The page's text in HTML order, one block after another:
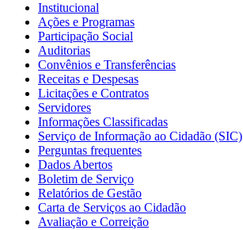
Institucional
Ações e Programas
Participação Social
Auditorias
Convênios e Transferências
Receitas e Despesas
Licitações e Contratos
Servidores
Informações Classificadas
Serviço de Informação ao Cidadão (SIC)
Perguntas frequentes
Dados Abertos
Boletim de Serviço
Relatórios de Gestão
Carta de Serviços ao Cidadão
Avaliação e Correição